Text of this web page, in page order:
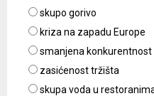
skupo gorivo
kriza na zapadu Europe
smanjena konkurentnost
zasićenost tržišta
skupa voda u